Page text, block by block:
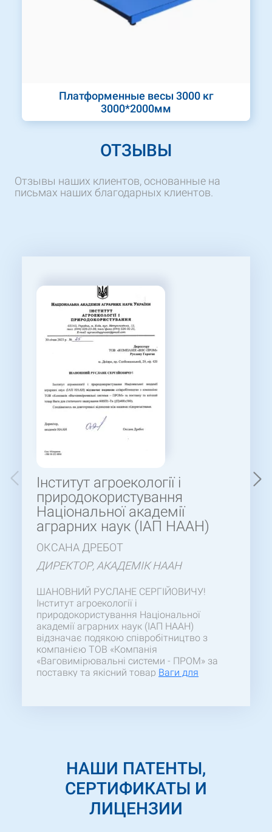
Платформенные весы 3000 кг
3000*2000мм
ОТЗЫВЫ
Отзывы наших клиентов, основанные на
письмах наших благодарных клиентов.
Інститут агроекології і
природокористування
Національної академії
аграрних наук (ІАП НААН)
ОКСАНА ДРЕБОТ
ДИРЕКТОР, АКАДЕМІК НААН
ШАНОВНИЙ РУСЛАНЕ СЕРГІЙОВИЧУ!
Інститут агроекології і
природокористування Національної
академії аграрних наук (ІАП НААН)
відзначає подякою співробітництво з
компанією ТОВ «Компанія
«Ваговимірювальні системи - ПРОМ» за
поставку та якісний товар Ваги для
довготривалі відносини між нашими
НАШИ ПАТЕНТЫ,
СЕРТИФИКАТЫ И
ЛИЦЕНЗИИ